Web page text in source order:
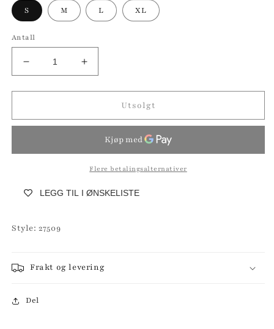
S M L XL
Antall
antallet
for
Muriel
Øk
antallet
for
Muriel
Utsolgt
Flere betalingsalternativer
LEGG TIL I ØNSKELISTE
Style: 27509
Frakt og levering
Del